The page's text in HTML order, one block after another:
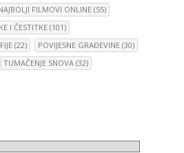
FILMOVI ONLINE (55)
I ČESTITKE(101)
(22) POVIJESNE GRAĐEVINE (30)
TUMAČENJE SNOVA (32)